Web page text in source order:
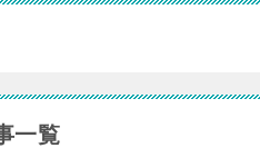
一覧